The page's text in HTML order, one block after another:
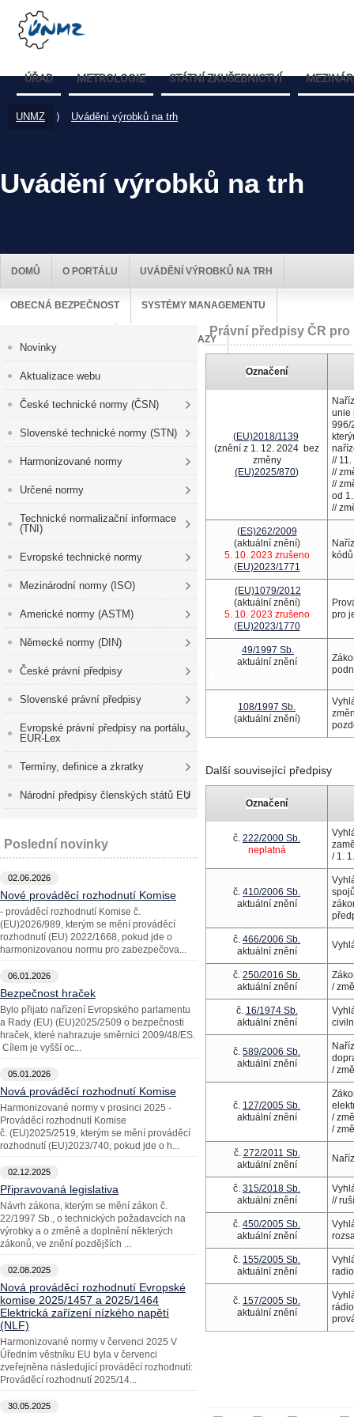
ÚŘAD METROLOGIE STÁTNÍ ZKUŠEBNICTVÍ
UNMZ ⟩ Uvádění výrobků na trh
Uvádění výrobků na trh
DOMŮ O PORTÁLU UVÁDĚNÍ VÝROBKŮ NA TRH
OBECNÁ BEZPEČNOST SYSTÉMY MANAGEMENTU
UŽITEČNÉ ODKAZY
Novinky
Aktualizace webu
České technické normy (ČSN)
Slovenské technické normy (STN)
Harmonizované normy
Určené normy
Technické normalizační informace
(TNI)
Evropské technické normy
Mezinárodní normy (ISO)
Americké normy (ASTM)
Německé normy (DIN)
České právní předpisy
Slovenské právní předpisy
Evropské právní předpisy na portálu
EUR-Lex
Termíny, definice a zkratky
Národní předpisy členských států EU
Poslední novinky
02.06.2026
Nové prováděcí rozhodnutí Komise
- prováděcí rozhodnutí Komise č.
(EU)2026/989, kterým se mění prováděcí
rozhodnutí (EU) 2022/1668, pokud jde o
harmonizovanou normu pro zabezpečova...
06.01.2026
Bezpečnost hraček
Bylo přijato nařízení Evropského parlamentu
a Rady (EU) (EU)2025/2509 o bezpečnosti
hraček, které nahrazuje směrnici 2009/48/ES.
Cílem je vyšší oc...
05.01.2026
Nová prováděcí rozhodnutí Komise
Harmonizované normy v prosinci 2025 -
Prováděcí rozhodnutí Komise
č. (EU)2025/2519, kterým se mění prováděcí
rozhodnutí (EU)2023/740, pokud jde o h...
02.12.2025
Připravovaná legislativa
Návrh zákona, kterým se mění zákon č.
22/1997 Sb., o technických požadavcích na
výrobky a o změně a doplnění některých
zákonů, ve znění pozdějších ...
02.08.2025
Nová prováděcí rozhodnutí Evropské
komise 2025/1457 a 2025/1464
Elektrická zařízení nízkého napětí
(NLF)
Harmonizované normy v červenci 2025 V
Úředním věstníku EU byla v červenci
zveřejněna následující prováděcí rozhodnutí:
Prováděcí rozhodnutí 2025/14...
30.05.2025
Právní předpisy ČR
Označení
(EU)2018/1139
(znění z 1. 12. 2024 bez
změny
(EU)2025/870)
unie
996/
//
//
//
od
//
(ES)262/2009
(aktuální znění)
5. 10. 2023 zrušeno
(EU)2023/1771
(EU)1079/2012
(aktuální znění)
5. 10. 2023 zrušeno
(EU)2023/1770
pro
49/1997 Sb.
aktuální znění
108/1997 Sb.
(aktuální znění)
Další související předpisy
Označení
č. 222/2000 Sb.
neplatná
/ 1.
č. 410/2006 Sb.
aktuální znění
č. 466/2006 Sb.
aktuální znění
č. 250/2016 Sb.
aktuální znění
/
č. 16/1974 Sb.
aktuální znění
č. 589/2006 Sb.
aktuální znění
/
č. 127/2005 Sb.
aktuální znění
/
/
č. 272/2011 Sb.
aktuální znění
č. 315/2018 Sb.
aktuální znění
//
č. 450/2005 Sb.
aktuální znění
č. 155/2005 Sb.
aktuální znění
č. 157/2005 Sb.
aktuální znění